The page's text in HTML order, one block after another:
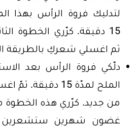
لتدليك فروة الرأس بهذا
ثم اغسلي شعركِ بالطريقة
دلّكي فروة الرأس بعد
الملح لمدّة 15
من جديد. كرّري هذه الخطوة
غضون شهرين